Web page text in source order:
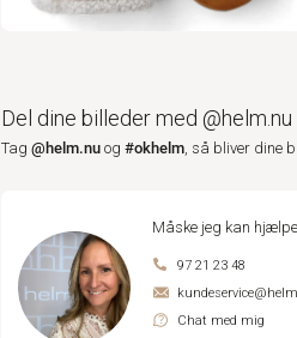
Del dine billeder med @helm.nu
Tag @helm.nu og #okhelm , så bliver dine
Måske jeg kan
97 21 23 48
Chat med mig